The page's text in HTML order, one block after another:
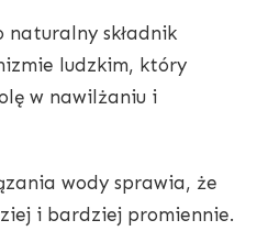
naturalny składnik
ludzkim, który
w nawilżaniu i
wody sprawia, że
i bardziej promiennie.